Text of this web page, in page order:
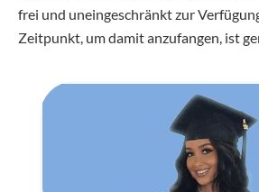
frei und uneingeschränkt zur
Zeitpunkt, um damit anzufangen, ist